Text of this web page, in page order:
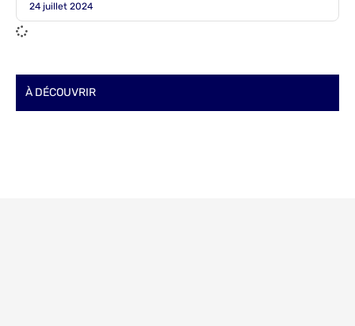
24 juillet 2024
À DÉCOUVRIR